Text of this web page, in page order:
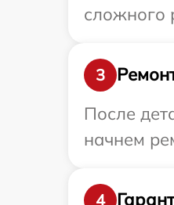
сложного
3
После
начнем
4